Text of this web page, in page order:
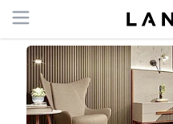
Open menu